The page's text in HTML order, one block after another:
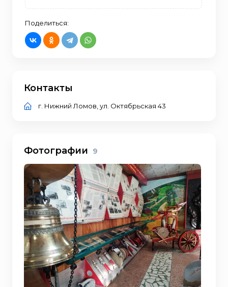
Поделиться:
Контакты
г. Нижний Ломов, ул. Октябрьская 43
Фотографии 9